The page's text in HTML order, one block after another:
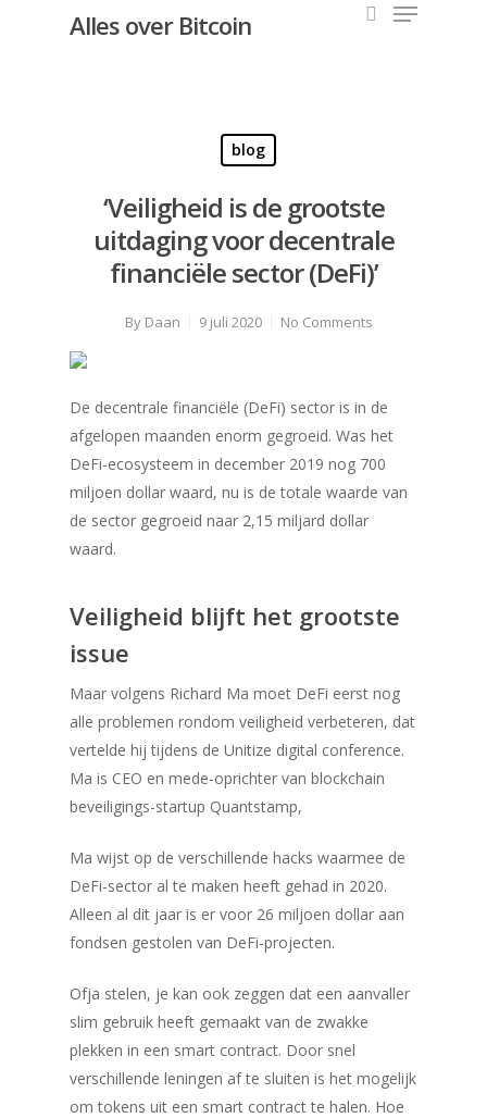
Hit enter to search or ESC to close
Alles over Bitcoin
blog
‘Veiligheid is de grootste
uitdaging voor decentrale
financiële sector (DeFi)’
By Daan 9 juli 2020 No Comments
De decentrale financiële (DeFi) sector is in de
afgelopen maanden enorm gegroeid. Was het
DeFi-ecosysteem in december 2019 nog 700
miljoen dollar waard, nu is de totale waarde van
de sector gegroeid naar 2,15 miljard dollar
waard.
Veiligheid blijft het grootste
issue
Maar volgens Richard Ma moet DeFi eerst nog
alle problemen rondom veiligheid verbeteren, dat
vertelde hij tijdens de Unitize digital conference.
Ma is CEO en mede-oprichter van blockchain
beveiligings-startup Quantstamp,
Ma wijst op de verschillende hacks waarmee de
DeFi-sector al te maken heeft gehad in 2020.
Alleen al dit jaar is er voor 26 miljoen dollar aan
fondsen gestolen van DeFi-projecten.
Ofja stelen, je kan ook zeggen dat een aanvaller
slim gebruik heeft gemaakt van de zwakke
plekken in een smart contract. Door snel
verschillende leningen af te sluiten is het mogelijk
om tokens uit een smart contract te halen. Hoe